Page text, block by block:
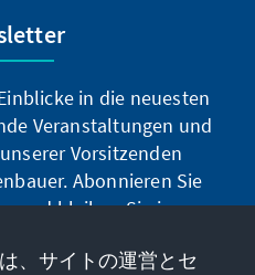
in die neuesten
Veranstaltungen und
Vorsitzenden
Abonnieren Sie
und bleiben Sie immer
、サイトの運営とセ